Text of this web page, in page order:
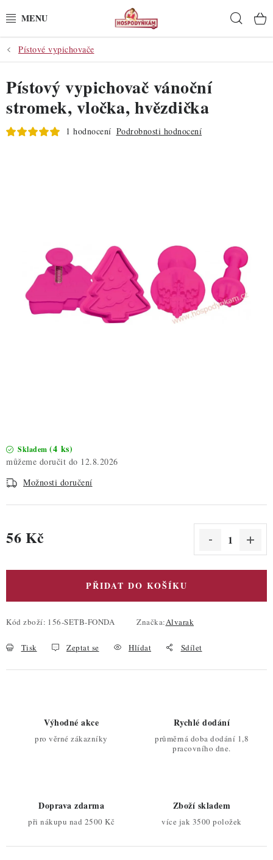
na
POTŘEBY
POMŮCKY
SUROVINY
ZDRAVÉ PEČENÍ
DÁRKOVÉ POUKAZY
Nepřevzetí zásilky na dobírku
Hodnocení obchodu
Podmínky ochrany osobních údajů
Pístové vypichovače
Skladem (4 ks)
12.8.2026
Možnosti doručení
56 Kč
PŘIDAT DO KOŠÍKU
Kód zboží: 156-SETB-FONDA Značka:Alvarak
Tisk Zeptat se Hlídat Sdílet
Pístový vypichovač vánoční
stromek, vločka, hvězdička
1 hodnocení Podrobnosti hodnocení
Výhodné akce
pro věrné zákazníky
Rychlé dodání
průměrná doba dodání 1,8
pracovního dne.
Doprava zdarma
při nákupu nad 2500 Kč
Zboží skladem
více jak 3500 položek